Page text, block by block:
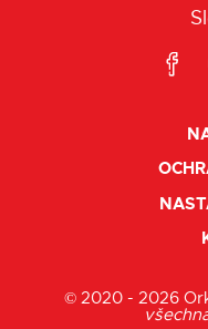
© 2020 - 2026